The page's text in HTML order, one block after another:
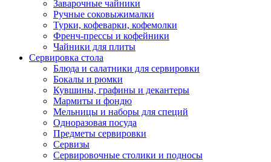
Заварочные чайники
Ручные соковыжималки
Турки, кофеварки, кофемолки
Френч-прессы и кофейники
Чайники для плиты
Сервировка стола
Блюда и салатники для сервировки
Бокалы и рюмки
Кувшины, графины и декантеры
Мармиты и фондю
Мельницы и наборы для специй
Одноразовая посуда
Предметы сервировки
Сервизы
Сервировочные столики и подносы